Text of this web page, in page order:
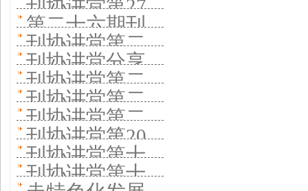
路创新
造“学术+技术
+产业+科普”纵
向矩阵 集群化
运营 学术科普
全覆盖
讨期刊集群建
设经验与实践
十八期开讲 做
好主题宣传推
出精品文章
刊协讲堂第27
期聚焦 综合性
学术期刊如何
促进理论探索
第二十六期刊
协讲堂开讲 中
华护理杂志社
分享办刊经验
刊协讲堂第二
十五期 聚焦期
刊全媒体转型
刊协讲堂分享
《中国科学院
院刊》创新实
践 打造国家科
技高端智库传
刊协讲堂第二
十三期开讲 聚
焦中国教育报
刊社深度融合
刊协讲堂第二
十二期开讲 聚
焦促进大学期
刊协讲堂第二
十一期线上开
讲 中国人民大
刊协讲堂第20
期开讲 《东方
刊协讲堂第十
九期： 方正电
刊协讲堂第十